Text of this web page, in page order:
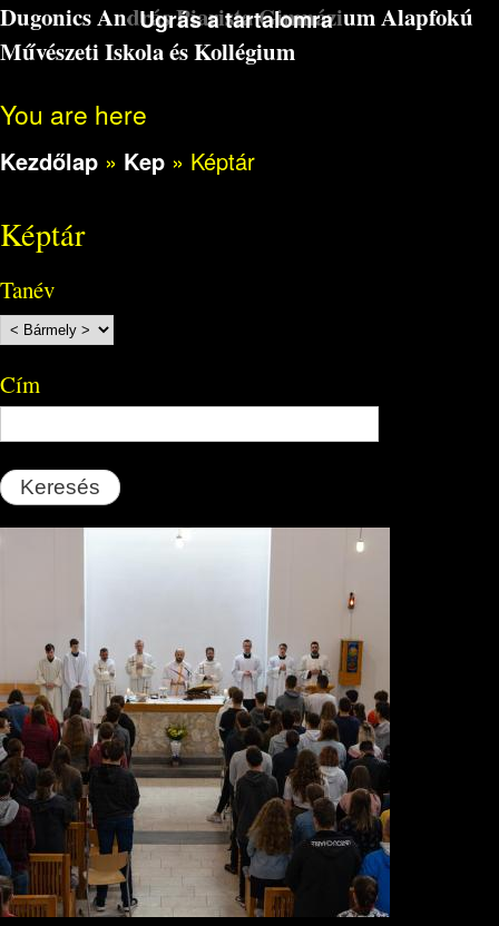
Ugrás a tartalomra
Dugonics András Piarista Gimnázium Alapfokú
Művészeti Iskola és Kollégium
You are here
Kezdőlap » Kep » Képtár
Képtár
Tanév
Cím